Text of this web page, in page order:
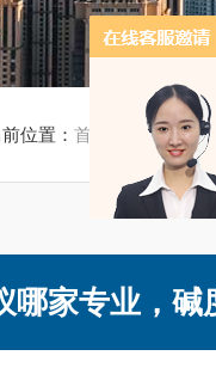
前位置：首页 技术文章/
哪家专业，